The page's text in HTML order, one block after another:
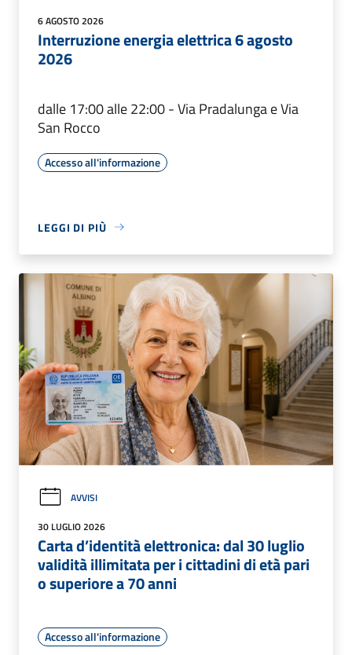
6 AGOSTO 2026
Interruzione energia elettrica 6 agosto
2026
dalle 17:00 alle 22:00 - Via Pradalunga e Via
San Rocco
Accesso all'informazione
LEGGI DI PIÙ
AVVISI
30 LUGLIO 2026
Carta d’identità elettronica: dal 30 luglio
validità illimitata per i cittadini di età pari
o superiore a 70 anni
Accesso all'informazione